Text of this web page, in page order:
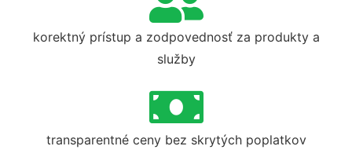
korektný prístup a zodpovednosť za produkty a
služby
transparentné ceny bez skrytých poplatkov